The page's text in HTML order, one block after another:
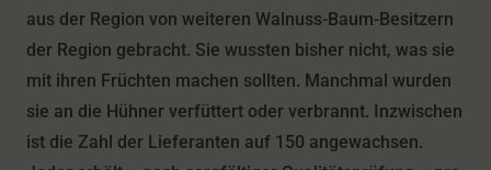
aus der Region von weiteren Walnuss-Baum-Besitzern
der Region gebracht. Sie wussten bisher nicht, was sie
mit ihren Früchten machen sollten. Manchmal wurden
sie an die Hühner verfüttert oder verbrannt. Inzwischen
ist die Zahl der Lieferanten auf 150 angewachsen.